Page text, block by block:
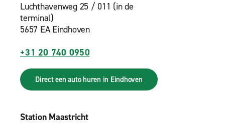
Luchthavenweg 25 / 011 (in de
terminal)
5657 EA Eindhoven
+31 20 740 0950
Direct een auto huren in Eindhoven
Station Maastricht